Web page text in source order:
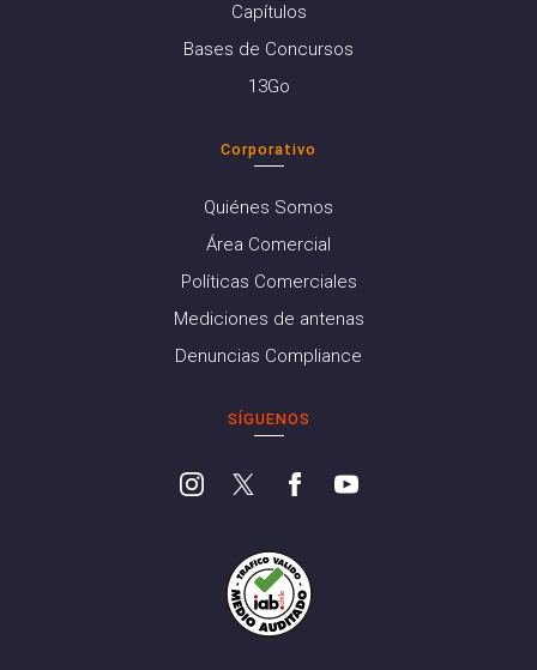
Capítulos
Bases de Concursos
13Go
Corporativo
Quiénes Somos
Área Comercial
Políticas Comerciales
Mediciones de antenas
Denuncias Compliance
SÍGUENOS